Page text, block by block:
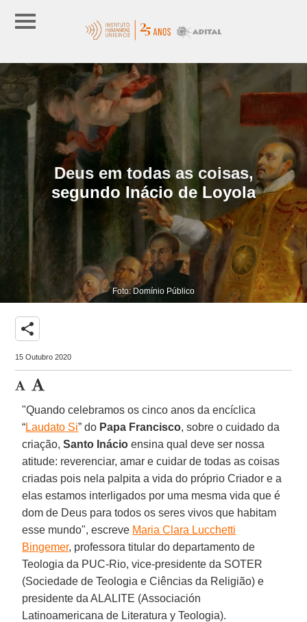
Deus em todas as coisas,
segundo Inácio de Loyola
Foto: Domínio Público
share
15 Outubro 2020
"Quando celebramos os cinco anos da encíclica
“Laudato Si” do Papa Francisco, sobre o cuidado da
criação,Santo Inácio ensina qual deve ser nossa
atitude: reverenciar, amar e cuidar de todas as coisas
criadas pois nela palpita a vida do próprio Criador e a
elas estamos interligados por uma mesma vida que é
dom de Deus para todos os seres vivos que habitam
esse mundo", escreve Maria Clara Lucchetti
Bingemer, professora titular do departamento de
Teologia da PUC-Rio, vice-presidente da SOTER
(Sociedade de Teologia e Ciências da Religião) e
presidente da ALALITE (Associación
Latinoamericana de Literatura y Teologia).